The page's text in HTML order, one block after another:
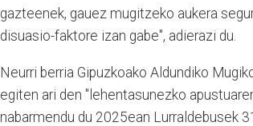
gazteenek, gauez mugitzeko aukera
disuasio-faktore izan gabe", adierazi du.
Neurri berria Gipuzkoako Aldundiko
egiten ari den "lehentasunezko
nabarmendu du 2025ean Lurraldebusek